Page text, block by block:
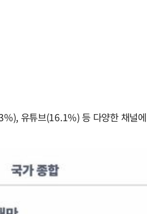
유튜브(16.1%) 등 다양한 채널